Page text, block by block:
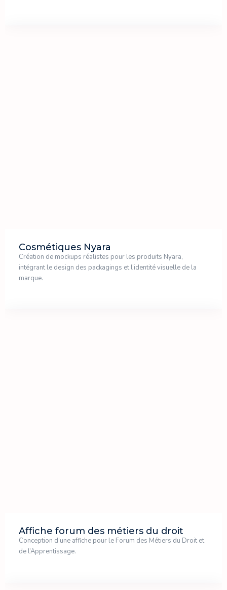
Cosmétiques Nyara
Création de mockups réalistes pour les produits Nyara,
intégrant le design des packagings et l’identité visuelle de la
marque.
Affiche forum des métiers du droit
Conception d’une affiche pour le Forum des Métiers du Droit et
de l’Apprentissage.